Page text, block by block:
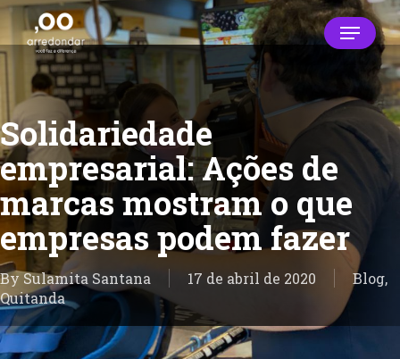
Skip
main
content
Menu
Solidariedade
empresarial: Ações de
marcas mostram o que
empresas podem fazer
By Sulamita Santana 17 de abril de 2020 Blog,
Quitanda
Close
Menu